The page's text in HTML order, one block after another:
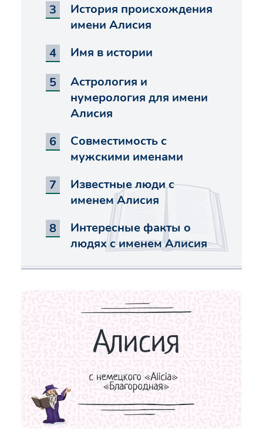
История происхождения
имени Алисия
Имя в истории
Астрология и
нумерология для имени
Алисия
Совместимость с
мужскими именами
Известные люди с
именем Алисия
Интересные факты о
людях с именем Алисия